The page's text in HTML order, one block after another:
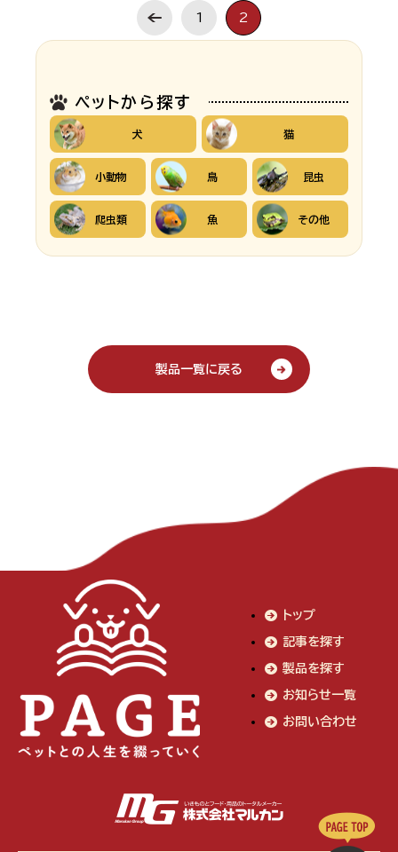
1 2
ペットから探す
犬 猫
小動物 鳥 昆虫
爬虫類 魚 その他
製品一覧に戻る
トップ
記事を探す
製品を探す
お知らせ一覧
お問い合わせ